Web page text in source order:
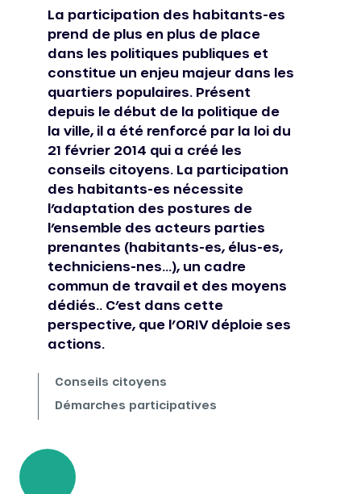
La participation des habitants-es
prend de plus en plus de place
dans les politiques publiques et
constitue un enjeu majeur dans les
quartiers populaires. Présent
depuis le début de la politique de
la ville, il a été renforcé par la loi du
21 février 2014 qui a créé les
conseils citoyens. La participation
des habitants-es nécessite
l’adaptation des postures de
l’ensemble des acteurs parties
prenantes (habitants-es, élus-es,
techniciens-nes…), un cadre
commun de travail et des moyens
dédiés.. C’est dans cette
perspective, que l’ORIV déploie ses
actions.
Conseils citoyens
Démarches participatives